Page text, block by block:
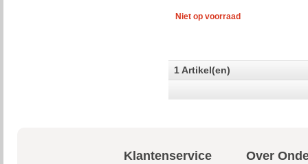
Niet op voorraad
1 Artikel(en)
Klantenservice Over